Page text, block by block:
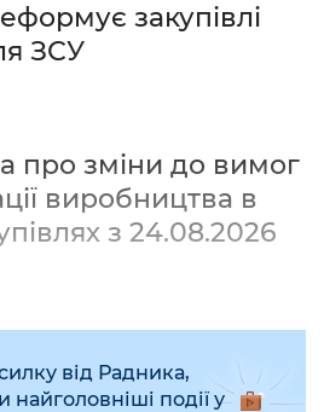
закупівлі
ЗСУ
про зміни до вимог
виробництва в
з 24.08.2026
від Радника,
події у